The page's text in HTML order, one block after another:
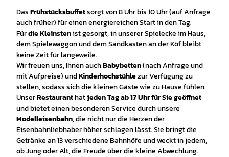
DasFrühstücksbuffetsorgt von 8 Uhr bis 10 Uhr (auf Anfrage
auch früher) für einen energiereichen Start in den Tag.
Fürdie Kleinstenist gesorgt, in unserer Spielecke im Haus,
dem Spielewaggon und dem Sandkasten an der Köf bleibt
keine Zeit für langeweile.
Wir freuen uns, Ihnen auchBabybetten(nach Anfrage und
mit Aufpreise) undKinderhochstühlezur Verfügung zu
stellen, sodass sich die kleinen Gäste wie zu Hause fühlen.
UnserRestauranthatjeden Tag ab 17 Uhr für Sie geöffnet
und bietet einen besonderen Service durch unsere
Modelleisenbahn, die nicht nur die Herzen der
Eisenbahnliebhaber höher schlagen lässt. Sie bringt die
Getränke an 13 verschiedene Bahnhöfe und weckt in jedem,
ob Jung oder Alt, die Freude über die kleine Abwechlung.